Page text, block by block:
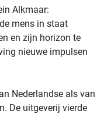
Alkmaar:
mens in staat
en zijn horizon te
nieuwe impulsen
Nederlandse als van
De uitgeverij vierde